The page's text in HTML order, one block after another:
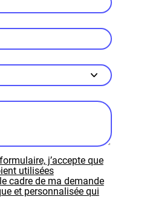
j’accepte que
utilisées
cadre de ma demande
et personnalisée qui